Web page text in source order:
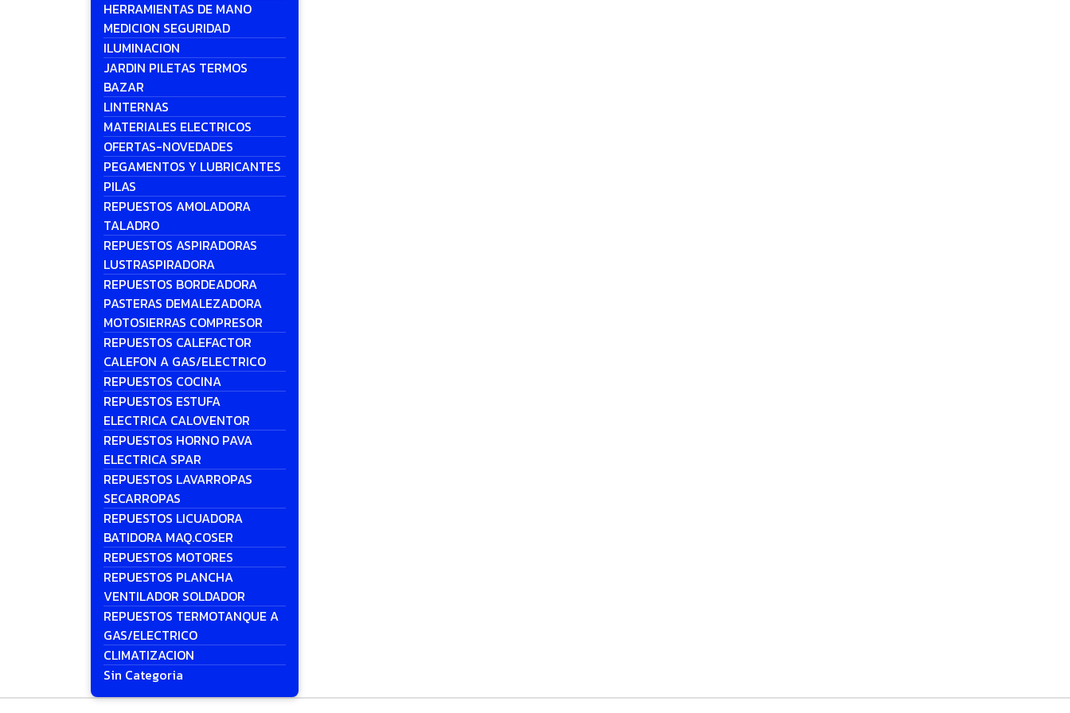
HERRAMIENTAS DE MANO
MEDICION SEGURIDAD
ILUMINACION
JARDIN PILETAS TERMOS
BAZAR
LINTERNAS
MATERIALES ELECTRICOS
OFERTAS-NOVEDADES
PEGAMENTOS Y LUBRICANTES
PILAS
REPUESTOS AMOLADORA
TALADRO
REPUESTOS ASPIRADORAS
LUSTRASPIRADORA
REPUESTOS BORDEADORA
PASTERAS DEMALEZADORA
MOTOSIERRAS COMPRESOR
REPUESTOS CALEFACTOR
CALEFON A GAS/ELECTRICO
REPUESTOS COCINA
REPUESTOS ESTUFA
ELECTRICA CALOVENTOR
REPUESTOS HORNO PAVA
ELECTRICA SPAR
REPUESTOS LAVARROPAS
SECARROPAS
REPUESTOS LICUADORA
BATIDORA MAQ.COSER
REPUESTOS MOTORES
REPUESTOS PLANCHA
VENTILADOR SOLDADOR
REPUESTOS TERMOTANQUE A
GAS/ELECTRICO
CLIMATIZACION
Sin Categoria